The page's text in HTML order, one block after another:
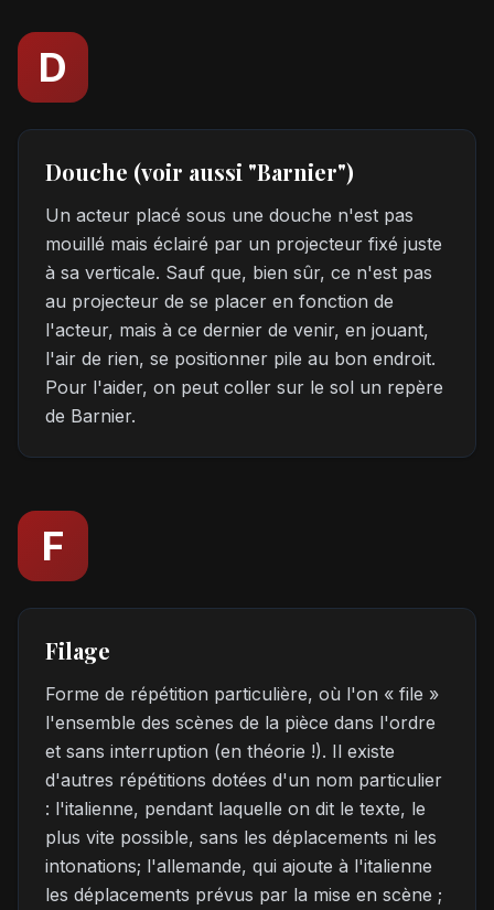
D
Douche (voir aussi "Barnier")
Un acteur placé sous une douche n'est pas
mouillé mais éclairé par un projecteur fixé juste
à sa verticale. Sauf que, bien sûr, ce n'est pas
au projecteur de se placer en fonction de
l'acteur, mais à ce dernier de venir, en jouant,
l'air de rien, se positionner pile au bon endroit.
Pour l'aider, on peut coller sur le sol un repère
de Barnier.
F
Filage
Forme de répétition particulière, où l'on « file »
l'ensemble des scènes de la pièce dans l'ordre
et sans interruption (en théorie !). Il existe
d'autres répétitions dotées d'un nom particulier
: l'italienne, pendant laquelle on dit le texte, le
plus vite possible, sans les déplacements ni les
intonations; l'allemande, qui ajoute à l'italienne
les déplacements prévus par la mise en scène ;